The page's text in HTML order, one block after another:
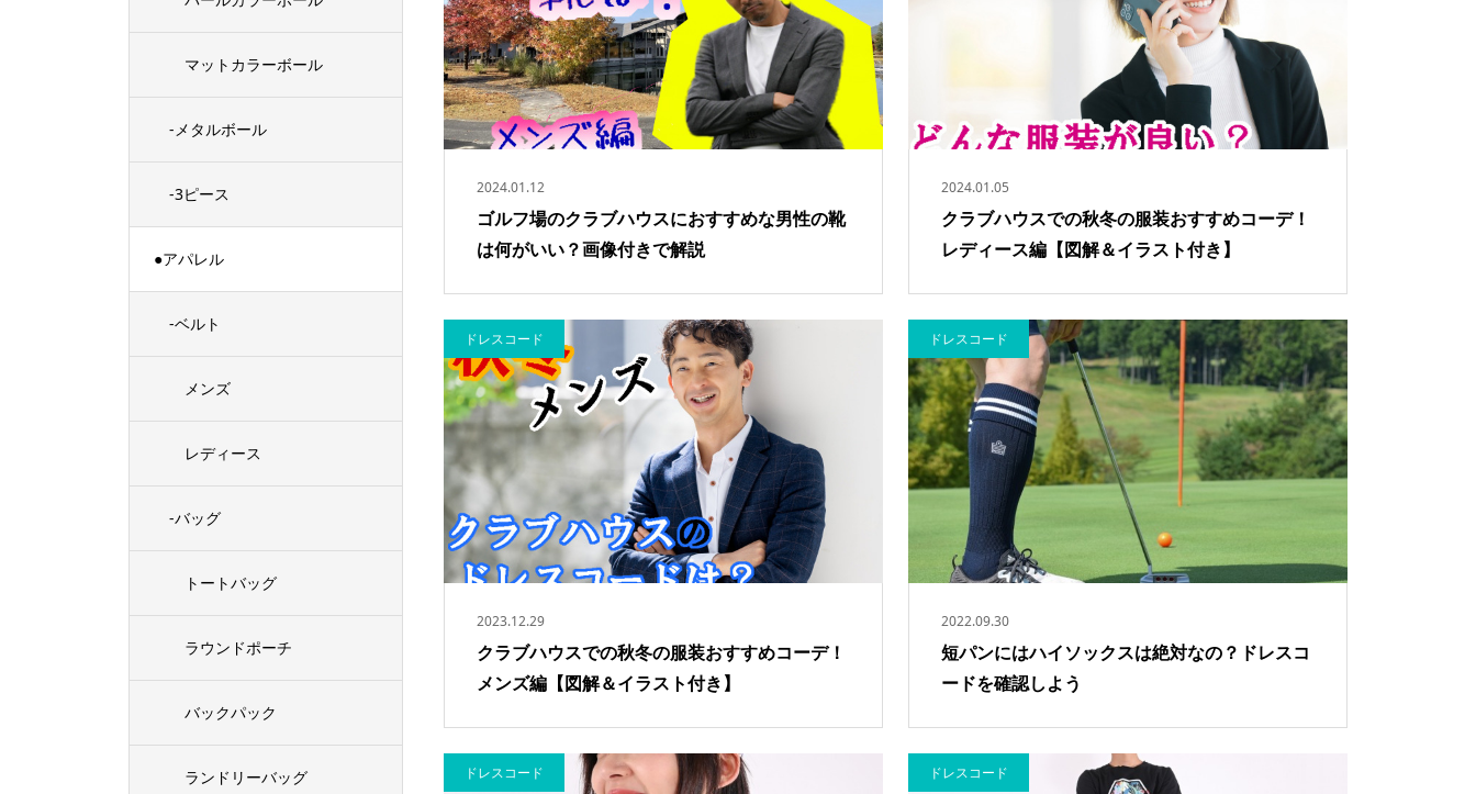
2024.01.12
ゴルフ場のクラブハウスにおすすめな男性の靴
は何がいい？画像付きで解説
2024.01.05
クラブハウスでの秋冬の服装おすすめコーデ！
レディース編【図解＆イラスト付き】
2023.12.29
クラブハウスでの秋冬の服装おすすめコーデ！
メンズ編【図解＆イラスト付き】
ドレスコード
2022.09.30
短パンにはハイソックスは絶対なの？ドレスコ
ードを確認しよう
ドレスコード
ドレスコード ドレスコード
マットカラーボール
-メタルボール
-3ピース
●アパレル
-ベルト
メンズ
レディース
-バッグ
トートバッグ
ラウンドポーチ
バックパック
ランドリーバッグ